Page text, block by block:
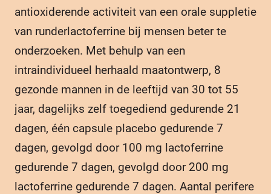
antioxiderende activiteit van een orale suppletie
van runderlactoferrine bij mensen beter te
onderzoeken. Met behulp van een
intraindividueel herhaald maatontwerp, 8
gezonde mannen in de leeftijd van 30 tot 55
jaar, dagelijks zelf toegediend gedurende 21
dagen, één capsule placebo gedurende 7
dagen, gevolgd door 100 mg lactoferrine
gedurende 7 dagen, gevolgd door 200 mg
lactoferrine gedurende 7 dagen. Aantal perifere